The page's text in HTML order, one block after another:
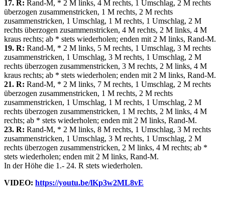
17. R: Rand-M, * 2 M links, 4 M rechts, 1 Umschlag, 2 M rechts
überzogen zusammenstricken, 1 M rechts, 2 M rechts
zusammenstricken, 1 Umschlag, 1 M rechts, 1 Umschlag, 2 M
rechts überzogen zusammenstricken, 4 M rechts, 2 M links, 4 M
kraus rechts; ab * stets wiederholen; enden mit 2 M links, Rand-M.
19. R: Rand-M, * 2 M links, 5 M rechts, 1 Umschlag, 3 M rechts
zusammenstricken, 1 Umschlag, 3 M rechts, 1 Umschlag, 2 M
rechts überzogen zusammenstricken, 3 M rechts, 2 M links, 4 M
kraus rechts; ab * stets wiederholen; enden mit 2 M links, Rand-M.
21. R: Rand-M, * 2 M links, 7 M rechts, 1 Umschlag, 2 M rechts
überzogen zusammenstricken, 1 M rechts, 2 M rechts
zusammenstricken, 1 Umschlag, 1 M rechts, 1 Umschlag, 2 M
rechts überzogen zusammenstricken, 1 M rechts, 2 M links, 4 M
rechts; ab * stets wiederholen; enden mit 2 M links, Rand-M.
23. R: Rand-M, * 2 M links, 8 M rechts, 1 Umschlag, 3 M rechts
zusammenstricken, 1 Umschlag, 3 M rechts, 1 Umschlag, 2 M
rechts überzogen zusammenstricken, 2 M links, 4 M rechts; ab *
stets wiederholen; enden mit 2 M links, Rand-M.
In der Höhe die 1.- 24. R stets wiederholen.
VIDEO: https://youtu.be/lKp3w2ML8vE